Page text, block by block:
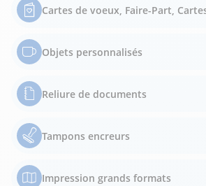
Cartes de voeux, Faire-Part,
Objets personnalisés
Reliure de documents
Tampons encreurs
Impression grands formats